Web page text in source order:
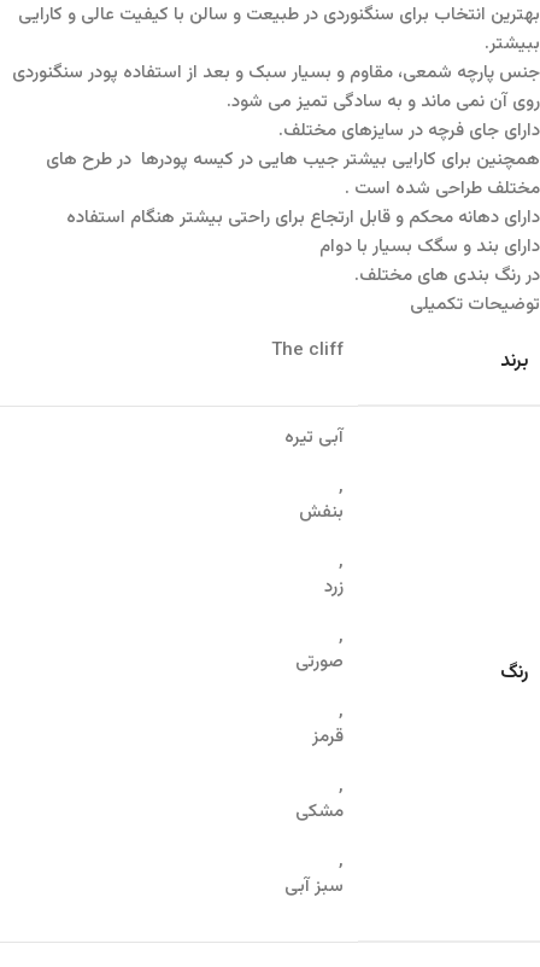
بهترین انتخاب برای سنگنوردی در طبیعت و سالن با کیفیت عالی و کارایی
ببیشتر.
جنس پارچه شمعی، مقاوم و بسیار سبک و بعد از استفاده پودر سنگنوردی
روی آن نمی ماند و به سادگی تمیز می شود.
دارای جای فرچه در سایزهای مختلف.
همچنین برای کارایی بیشتر جیب هایی در کیسه پودرها در طرح های
مختلف طراحی شده است .
دارای دهانه محکم و قابل ارتجاع برای راحتی بیشتر هنگام استفاده
دارای بند و سگک بسیار با دوام
در رنگ بندی های مختلف.
توضیحات تکمیلی
برند The cliff
رنگ
آبی تیره
,
بنفش
,
زرد
,
صورتی
,
قرمز
,
مشکی
,
سبز آبی